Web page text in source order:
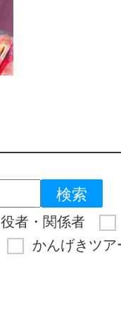
役者・関係者
かんげきツア